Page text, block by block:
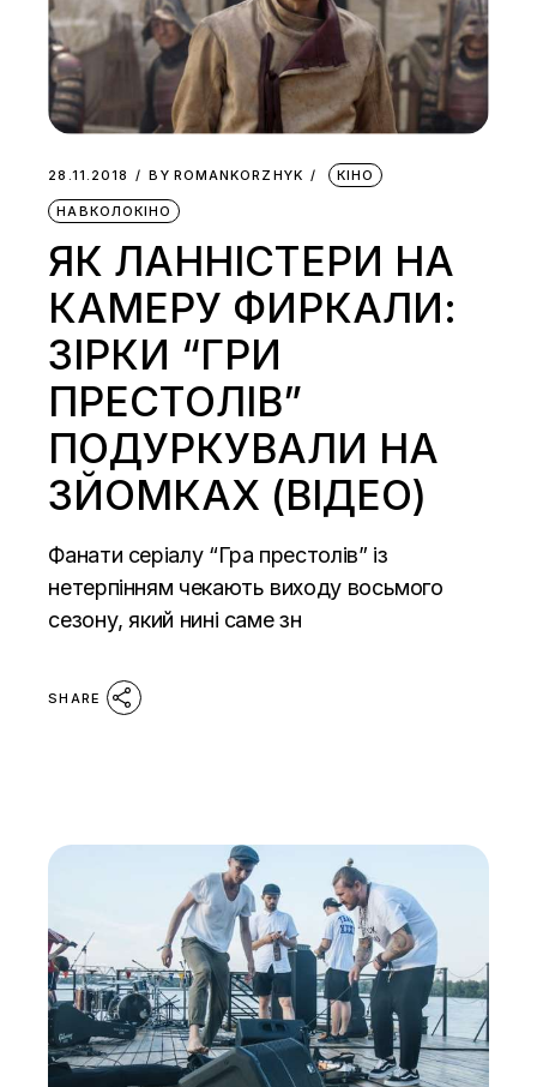
28.11.2018 BY ROMANKORZHYK КІНО
НАВКОЛОКІНО
ЯК ЛАННІСТЕРИ НА
КАМЕРУ ФИРКАЛИ:
ЗІРКИ “ГРИ
ПРЕСТОЛІВ”
ПОДУРКУВАЛИ НА
ЗЙОМКАХ (ВІДЕО)
Фанати серіалу “Гра престолів” із
нетерпінням чекають виходу восьмого
сезону, який нині саме зн
SHARE